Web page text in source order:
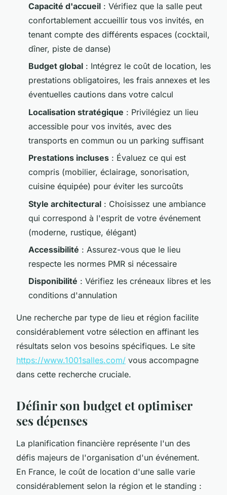
Capacité d'accueil : Vérifiez que la salle peut
confortablement accueillir tous vos invités, en
tenant compte des différents espaces (cocktail,
dîner, piste de danse)
Budget global : Intégrez le coût de location, les
prestations obligatoires, les frais annexes et les
éventuelles cautions dans votre calcul
Localisation stratégique : Privilégiez un lieu
accessible pour vos invités, avec des
transports en commun ou un parking suffisant
Prestations incluses : Évaluez ce qui est
compris (mobilier, éclairage, sonorisation,
cuisine équipée) pour éviter les surcoûts
Style architectural : Choisissez une ambiance
qui correspond à l'esprit de votre événement
(moderne, rustique, élégant)
Accessibilité : Assurez-vous que le lieu
respecte les normes PMR si nécessaire
Disponibilité : Vérifiez les créneaux libres et les
conditions d'annulation
Une recherche par type de lieu et région facilite
considérablement votre sélection en affinant les
résultats selon vos besoins spécifiques. Le site
https://www.1001salles.com/ vous accompagne
dans cette recherche cruciale.
Définir son budget et optimiser
ses dépenses
La planification financière représente l'un des
défis majeurs de l'organisation d'un événement.
En France, le coût de location d'une salle varie
considérablement selon la région et le standing :